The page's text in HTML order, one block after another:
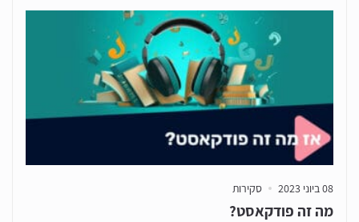
08 ביוני 2023 סקירות
מה זה פודקאסט?